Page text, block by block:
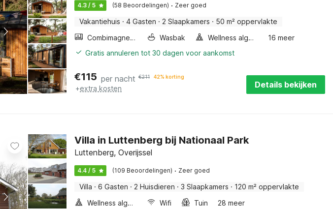
4.3 / 5 (58 Beoordelingen) · Zeer goed
Vakantiehuis · 4 Gasten · 2 Slaapkamers · 50 m² oppervlakte
Combimagnetron
Wasbak Wellness algemeen
16 meer
Gratis annuleren tot 30 dagen voor aankomst
€115 per nacht €211 42% korting
+extra kosten Details bekijken
Villa in Luttenberg bij Nationaal Park
Luttenberg, Overijssel
4.4 / 5 (109 Beoordelingen) · Zeer goed
Villa · 6 Gasten · 2 Huisdieren · 3 Slaapkamers · 120 m² oppervlakte
Wellness algemeen
Wifi Tuin
28 meer